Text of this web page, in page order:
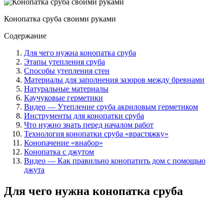
Конопатка сруба своими руками
Содержание
Для чего нужна конопатка сруба
Этапы утепления сруба
Способы утепления стен
Материалы для заполнения зазоров между бревнами
Натуральные материалы
Каучуковые герметики
Видео — Утепление сруба акриловым герметиком
Инструменты для конопатки сруба
Что нужно знать перед началом работ
Технология конопатки сруба «врастяжку»
Конопачение «внабор»
Конопатка с джутом
Видео — Как правильно конопатить дом с помощью
джута
Для чего нужна конопатка сруба